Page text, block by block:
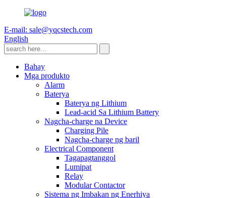
E-mail: sale@yqcstech.com
English
Bahay
Mga produkto
Alarm
Baterya
Baterya ng Lithium
Lead-acid Sa Lithium Battery
Nagcha-charge na Device
Charging Pile
Nagcha-charge ng baril
Electrical Component
Tagapagtanggol
Lumipat
Relay
Modular Contactor
Sistema ng Imbakan ng Enerhiya